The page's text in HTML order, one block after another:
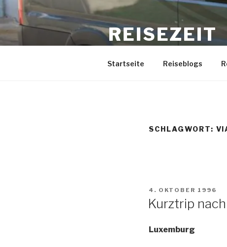
Zum
Inhalt
springen
REISEZEIT
Startseite Reiseblogs
SCHLAGWORT:
VERÖFFENTLICHT
AM
4. OKTOBER 1996
Kurztrip
Luxemburg